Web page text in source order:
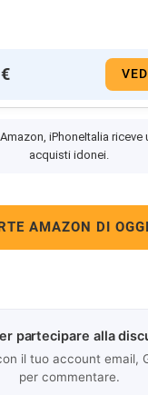
iPhoneItalia
acquisti idonei.
AMAZON DI OGGI
partecipare alla
il tuo account email,
per commentare.